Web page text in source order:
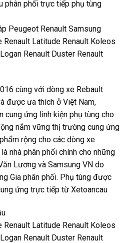
phân phối trực tiếp phụ tùng
Peugeot Renault Samsung
Renault Latitude Renault Koleos
Renault Duster Renault
cùng với dòng xe Rebault
được ưa thích ở Việt Nam,
cung ứng linh kiện phụ tùng cho
nắm vững thị trường cung ứng
rộng cho các dòng xe
nhà phân phối chính cho những
Lương và Samsung VN do
Gia phân phối. Phụ tùng được
ứng trực tiếp từ Xetoancau
Renault Latitude Renault Koleos
Renault Duster Renault